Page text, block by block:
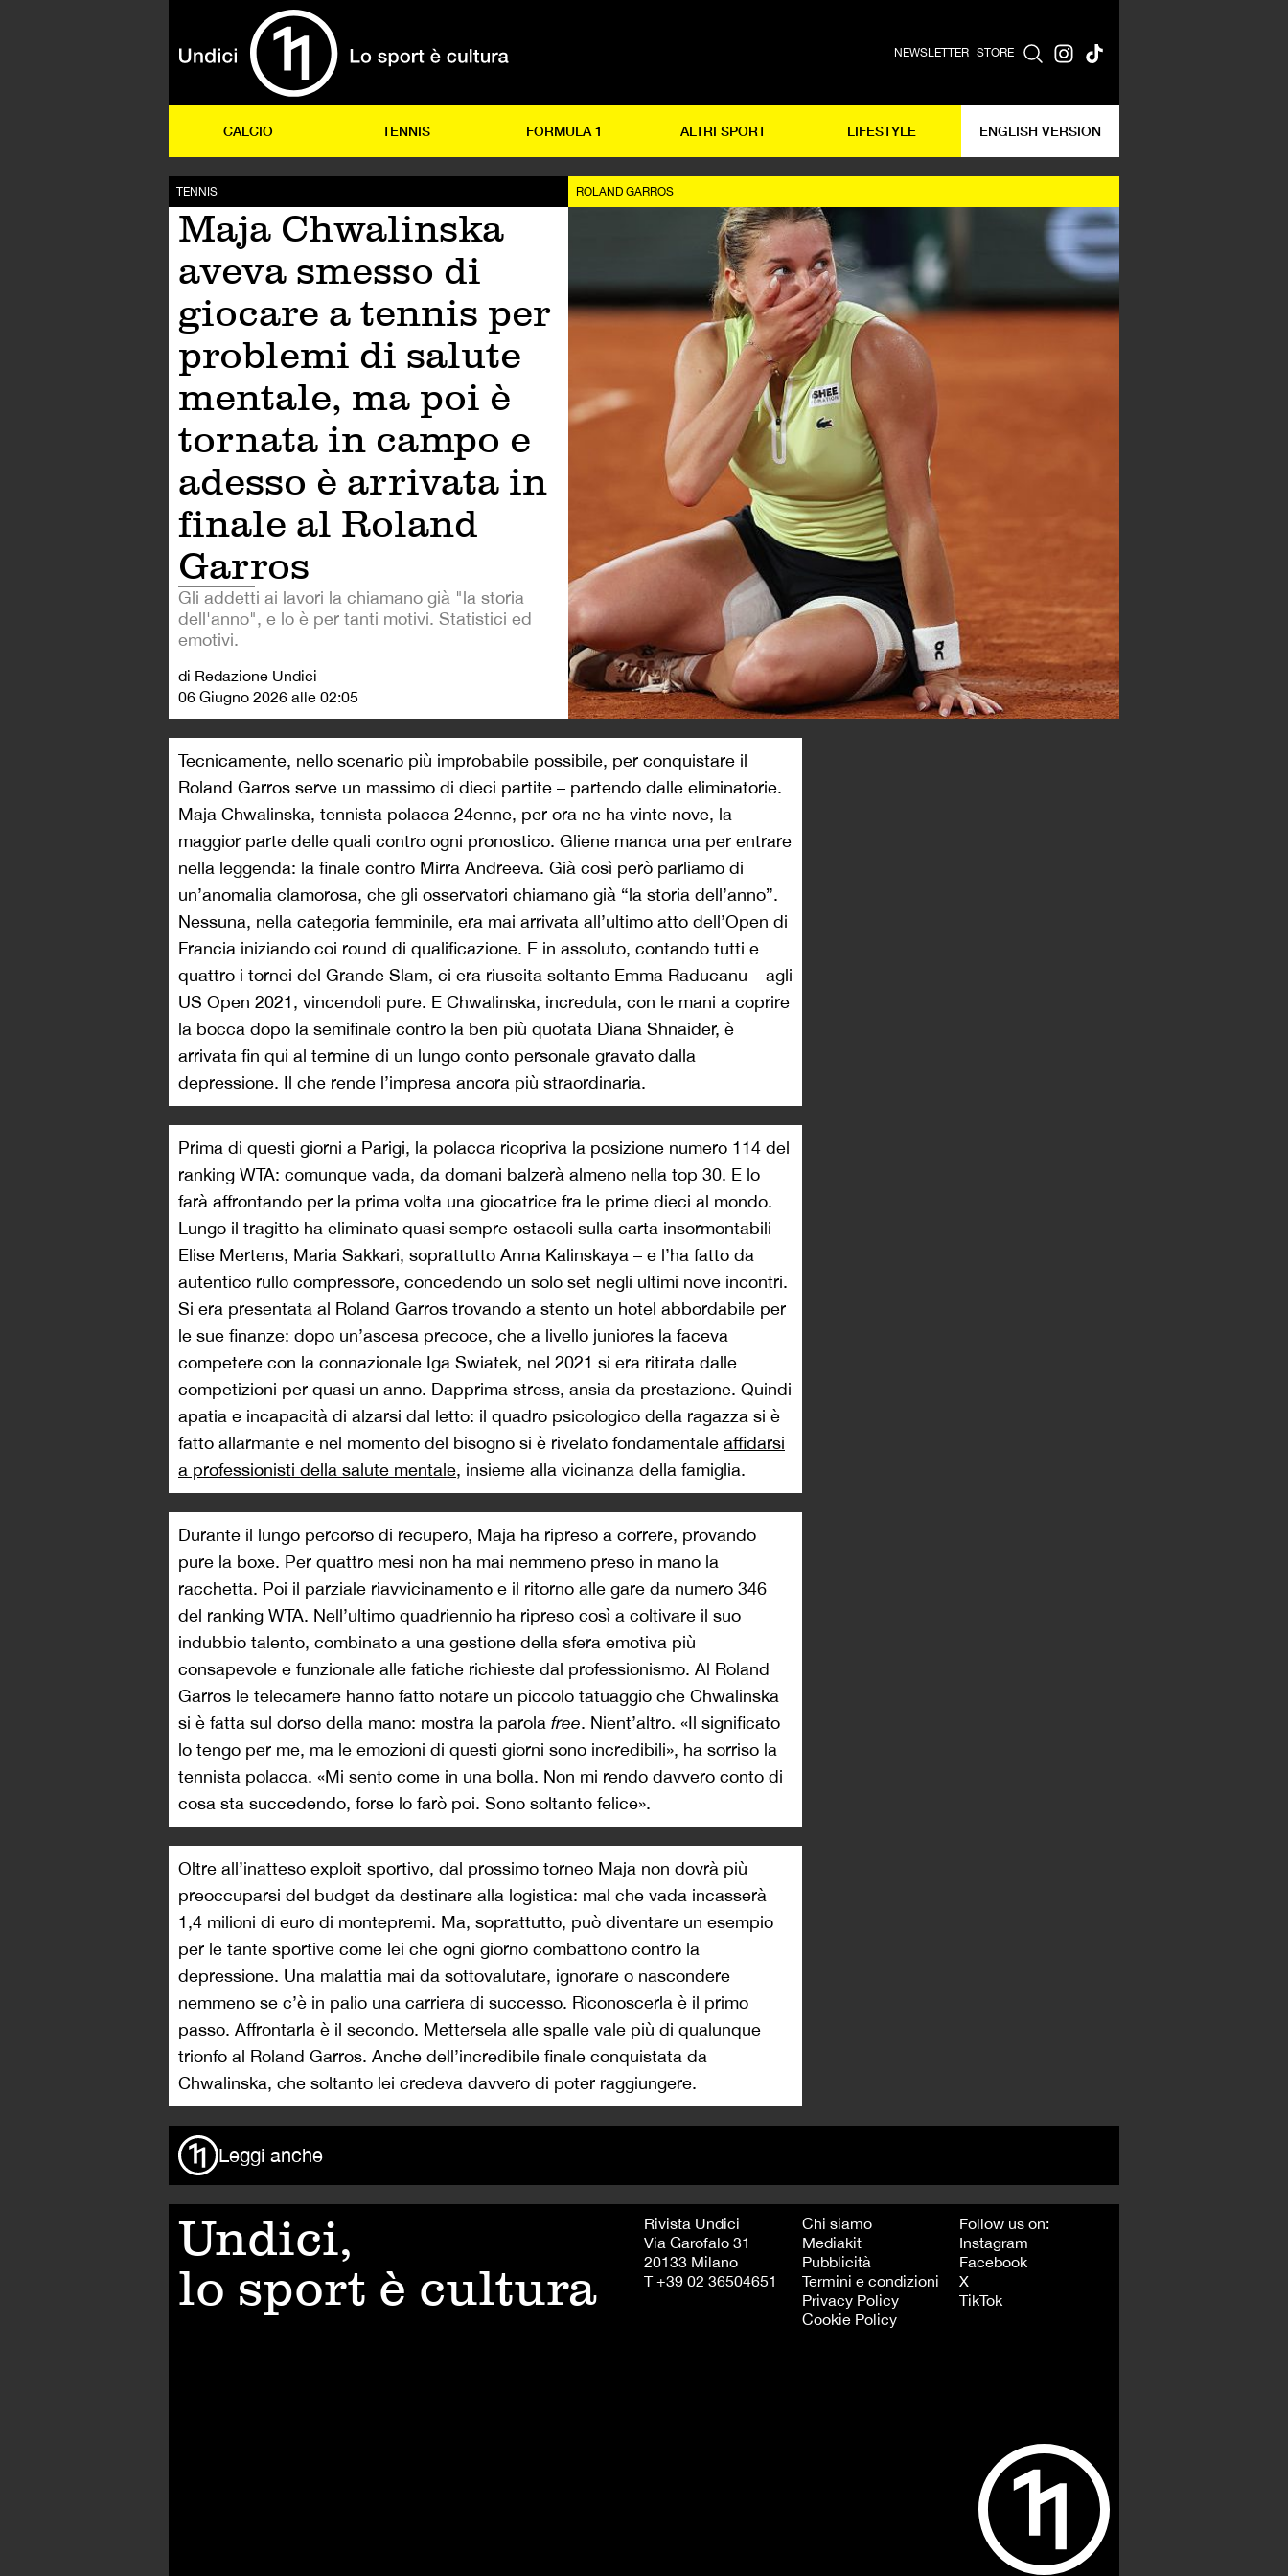
NEWSLETTER STORE
CALCIO TENNIS FORMULA 1 ALTRI SPORT LIFESTYLE ENGLISH VERSION
TENNIS
Maja Chwalinska
aveva smesso di
giocare a tennis per
problemi di salute
mentale, ma poi è
tornata in campo e
adesso è arrivata in
finale al Roland
Garros
Gli addetti ai lavori la chiamano già "la storia
dell'anno", e lo è per tanti motivi. Statistici ed
emotivi.
di Redazione Undici
06 Giugno 2026 alle 02:05
ROLAND GARROS
Tecnicamente, nello scenario più improbabile possibile, per conquistare il
Roland Garros serve un massimo di dieci partite – partendo dalle eliminatorie.
Maja Chwalinska, tennista polacca 24enne, per ora ne ha vinte nove, la
maggior parte delle quali contro ogni pronostico. Gliene manca una per entrare
nella leggenda: la finale contro Mirra Andreeva. Già così però parliamo di
un’anomalia clamorosa, che gli osservatori chiamano già “la storia dell’anno”.
Nessuna, nella categoria femminile, era mai arrivata all’ultimo atto dell’Open di
Francia iniziando coi round di qualificazione. E in assoluto, contando tutti e
quattro i tornei del Grande Slam, ci era riuscita soltanto Emma Raducanu – agli
US Open 2021, vincendoli pure. E Chwalinska, incredula, con le mani a coprire
la bocca dopo la semifinale contro la ben più quotata Diana Shnaider, è
arrivata fin qui al termine di un lungo conto personale gravato dalla
depressione. Il che rende l’impresa ancora più straordinaria.
Prima di questi giorni a Parigi, la polacca ricopriva la posizione numero 114 del
ranking WTA: comunque vada, da domani balzerà almeno nella top 30. E lo
farà affrontando per la prima volta una giocatrice fra le prime dieci al mondo.
Lungo il tragitto ha eliminato quasi sempre ostacoli sulla carta insormontabili –
Elise Mertens, Maria Sakkari, soprattutto Anna Kalinskaya – e l’ha fatto da
autentico rullo compressore, concedendo un solo set negli ultimi nove incontri.
Si era presentata al Roland Garros trovando a stento un hotel abbordabile per
le sue finanze: dopo un’ascesa precoce, che a livello juniores la faceva
competere con la connazionale Iga Swiatek, nel 2021 si era ritirata dalle
competizioni per quasi un anno. Dapprima stress, ansia da prestazione. Quindi
apatia e incapacità di alzarsi dal letto: il quadro psicologico della ragazza si è
fatto allarmante e nel momento del bisogno si è rivelato fondamentale affidarsi
a professionisti della salute mentale, insieme alla vicinanza della famiglia.
Durante il lungo percorso di recupero, Maja ha ripreso a correre, provando
pure la boxe. Per quattro mesi non ha mai nemmeno preso in mano la
racchetta. Poi il parziale riavvicinamento e il ritorno alle gare da numero 346
del ranking WTA. Nell’ultimo quadriennio ha ripreso così a coltivare il suo
indubbio talento, combinato a una gestione della sfera emotiva più
consapevole e funzionale alle fatiche richieste dal professionismo. Al Roland
Garros le telecamere hanno fatto notare un piccolo tatuaggio che Chwalinska
si è fatta sul dorso della mano: mostra la parola free. Nient’altro. «Il significato
lo tengo per me, ma le emozioni di questi giorni sono incredibili», ha sorriso la
tennista polacca. «Mi sento come in una bolla. Non mi rendo davvero conto di
cosa sta succedendo, forse lo farò poi. Sono soltanto felice».
Oltre all’inatteso exploit sportivo, dal prossimo torneo Maja non dovrà più
preoccuparsi del budget da destinare alla logistica: mal che vada incasserà
1,4 milioni di euro di montepremi. Ma, soprattutto, può diventare un esempio
per le tante sportive come lei che ogni giorno combattono contro la
depressione. Una malattia mai da sottovalutare, ignorare o nascondere
nemmeno se c’è in palio una carriera di successo. Riconoscerla è il primo
passo. Affrontarla è il secondo. Mettersela alle spalle vale più di qualunque
trionfo al Roland Garros. Anche dell’incredibile finale conquistata da
Chwalinska, che soltanto lei credeva davvero di poter raggiungere.
Leggi anche
Undici,
lo sport è cultura
Rivista Undici
Via Garofalo 31
20133 Milano
T +39 02 36504651
Chi siamo
Mediakit
Pubblicità
Termini e condizioni
Privacy Policy
Cookie Policy
Follow us on:
Instagram
Facebook
X
TikTok